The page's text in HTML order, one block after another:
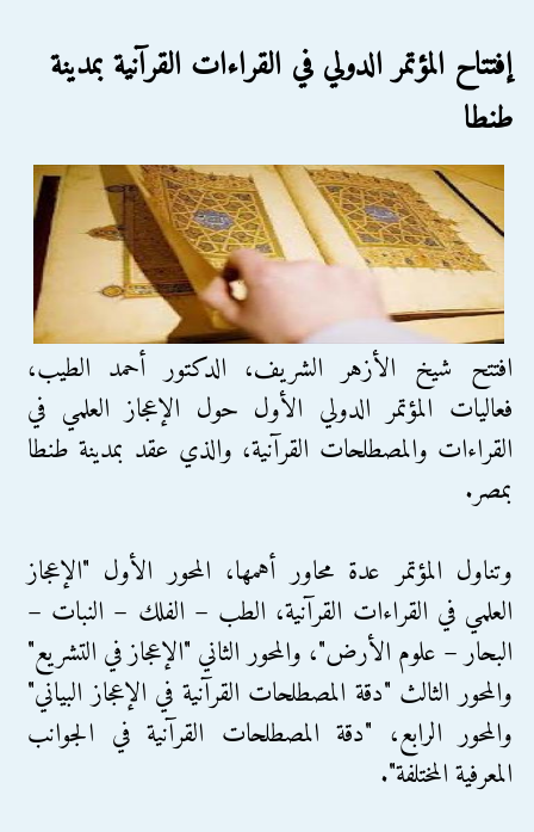
إفتتاح المؤتمر الدولي في القراءات القرآنية بمدينة
طنطا
افتتح شيخ الأزهر الشريف، الدكتور أحمد الطيب،
فعاليات المؤتمر الدولي الأول حول الإعجاز العلمي في
القراءات والمصطلحات القرآنية، والذي عقد بمدينة طنطا
بمصر.
وتناول المؤتمر عدة محاور أهمها، المحور الأول "الإعجاز
العلمي في القراءات القرآنية، الطب – الفلك – النبات –
البحار – علوم الأرض"، والمحور الثاني "الإعجاز في التشريع"
والمحور الثالث "دقة المصطلحات القرآنية في الإعجاز البياني"
والمحور الرابع، "دقة المصطلحات القرآنية في الجوانب
المعرفية المختلفة".